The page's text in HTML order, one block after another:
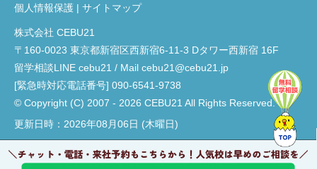
個人情報保護 | サイトマップ
株式会社 CEBU21
〒160-0023 東京都新宿区西新宿6-11-3 Dタワー西新宿 16F
留学相談LINE cebu21 / Mail cebu21@cebu21.jp
[緊急時対応電話番号] 090-6541-9738
© Copyright (C) 2007 - 2026 CEBU21 All Rights Reserved.
更新日時：2026年08月06日 (木曜日)